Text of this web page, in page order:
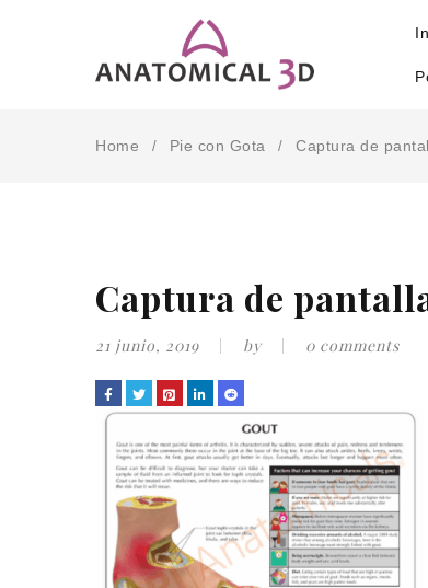
Home / Pie con Gota / Captura de
Captura de
21 junio, 2019 by 0 comments